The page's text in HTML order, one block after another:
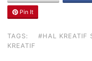
Pin It
TAGS: #HAL KREATIF
KREATIF